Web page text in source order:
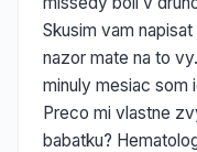
Skusim vam
nazor mate na to
minuly mesiac som
Preco mi vlastne
babatku?